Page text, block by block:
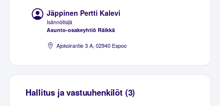
Jäppinen Pertti Kalevi
Isännöitsijä
Asunto-osakeyhtiö Räikkä
Ajokoirantie 3 A, 02940 Espoo
Hallitus ja vastuuhenkilöt (3)